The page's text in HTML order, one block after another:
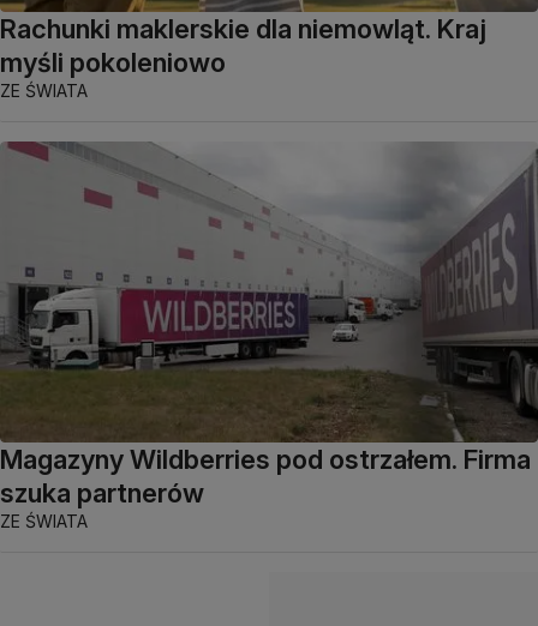
Rachunki maklerskie dla niemowląt. Kraj
myśli pokoleniowo
ZE ŚWIATA
Magazyny Wildberries pod ostrzałem. Firma
szuka partnerów
ZE ŚWIATA